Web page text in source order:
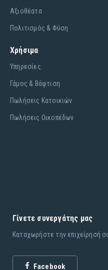
Αξιοθέατα
Πολιτισμός & Φύση
Χρήσιμα
Υπηρεσίες
Γάμος & Βάφτιση
Πωλήσεις Κατοικιών
Πωλήσεις Οικοπέδων
Γίνετε συνεργάτης μας
Καταχωρήστε την επιχείρησή
Facebook